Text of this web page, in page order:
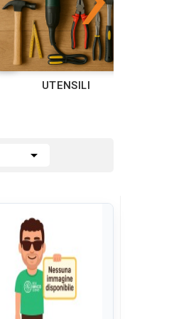
UTENSILI
